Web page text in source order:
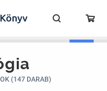
(147 DARAB)